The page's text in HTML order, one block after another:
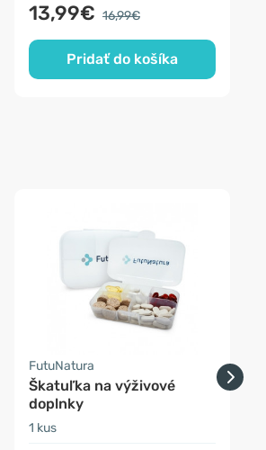
13,99€ 16,99€
Pridať do košíka
FutuNatura
Škatuľka na výživové
doplnky
1 kus